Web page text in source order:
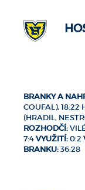
BRANKY A
COUFAL), 18:22
(HRADIL,
ROZHODČÍ:
7:4VYUŽITÍ:0:2
BRANKU:36:28